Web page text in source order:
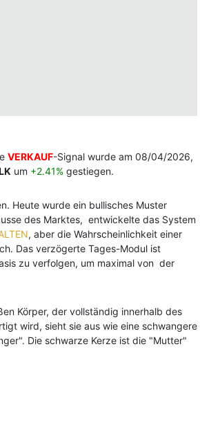
VERKAUF-Signal wurde am 08/04/2026,
um +2.41% gestiegen.
Heute wurde ein bullisches Muster
des Marktes, entwickelte das System
, aber die Wahrscheinlichkeit einer
Das verzögerte Tages-Modul ist
zu verfolgen, um maximal von der
Körper, der vollständig innerhalb des
wird, sieht sie aus wie eine schwangere
Die schwarze Kerze ist die "Mutter"